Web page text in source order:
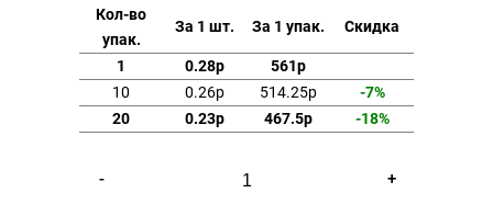
Кол-во
упак.
За 1 шт. За 1 упак. Скидка
1 0.28р
561р
10
0.26р 514.25р
-7%
20
0.23р 467.5р -18%
-
товара
+